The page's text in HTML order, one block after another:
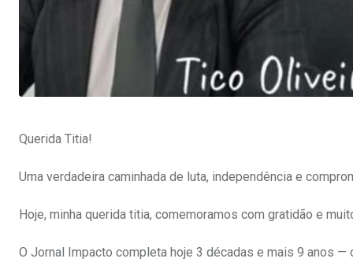
Querida Titia!
Uma verdadeira caminhada de luta, independência e
Hoje, minha querida titia, comemoramos com gratidão e
O Jornal Impacto completa hoje 3 décadas e mais 9 anos